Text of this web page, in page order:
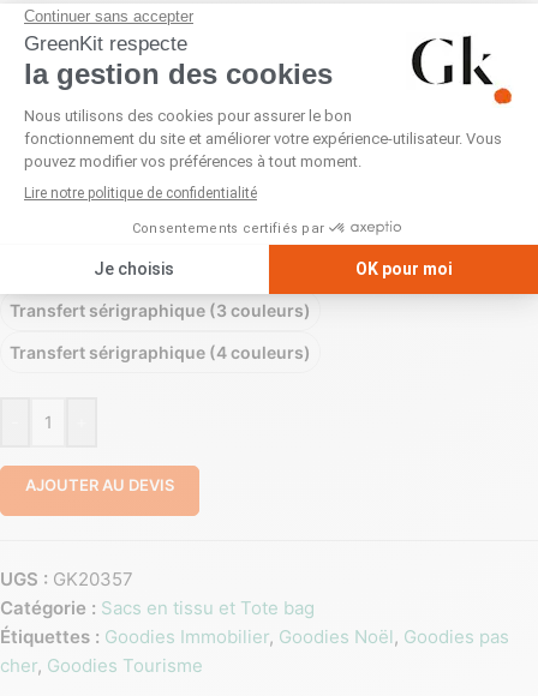
PERSONNALISATION
Sans personnalisation Sérigraphie (1 couleur)
Sérigraphie (4 couleurs) Transfert numérique (quadri)
Transfert réfléchissant (1 couleur)
Transfert sérigraphique (1 couleur)
Transfert sérigraphique (2 couleurs)
Transfert sérigraphique (3 couleurs)
Transfert sérigraphique (4 couleurs)
AJOUTER AU DEVIS
UGS : GK20357
Catégorie : Sacs en tissu et Tote bag
Étiquettes : Goodies Immobilier, Goodies Noël, Goodies pas
cher, Goodies Tourisme